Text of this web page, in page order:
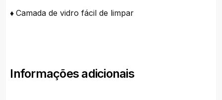
♦Camada de vidro fácil de limpar
Informações adicionais